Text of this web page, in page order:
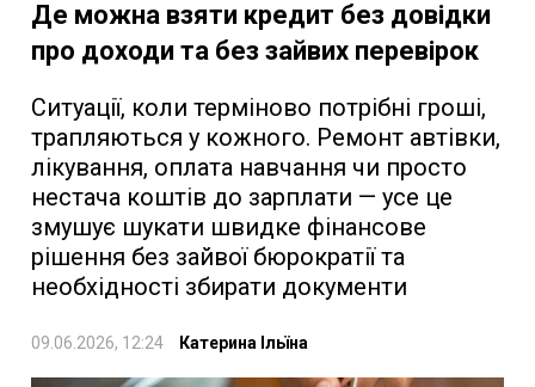
Де можна взяти кредит без довідки
про доходи та без зайвих перевірок
Ситуації, коли терміново потрібні гроші,
трапляються у кожного. Ремонт автівки,
лікування, оплата навчання чи просто
нестача коштів до зарплати — усе це
змушує шукати швидке фінансове
рішення без зайвої бюрократії та
необхідності збирати документи
09.06.2026, 12:24 Катерина Ільїна